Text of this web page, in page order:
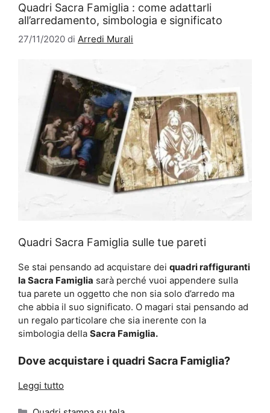
Quadri Sacra Famiglia : come adattarli
all’arredamento, simbologia e significato
27/11/2020 di Arredi Murali
Quadri Sacra Famiglia sulle tue pareti
Se stai pensando ad acquistare dei quadri raffiguranti
la Sacra Famiglia sarà perché vuoi appendere sulla
tua parete un oggetto che non sia solo d’arredo ma
che abbia il suo significato. O magari stai pensando ad
un regalo particolare che sia inerente con la
simbologia della Sacra Famiglia.
Dove acquistare i quadri Sacra Famiglia?
Leggi tutto
Categorie